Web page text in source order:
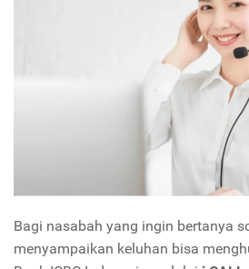
Bagi nasabah yang ingin bertanya
menyampaikan keluhan bisa